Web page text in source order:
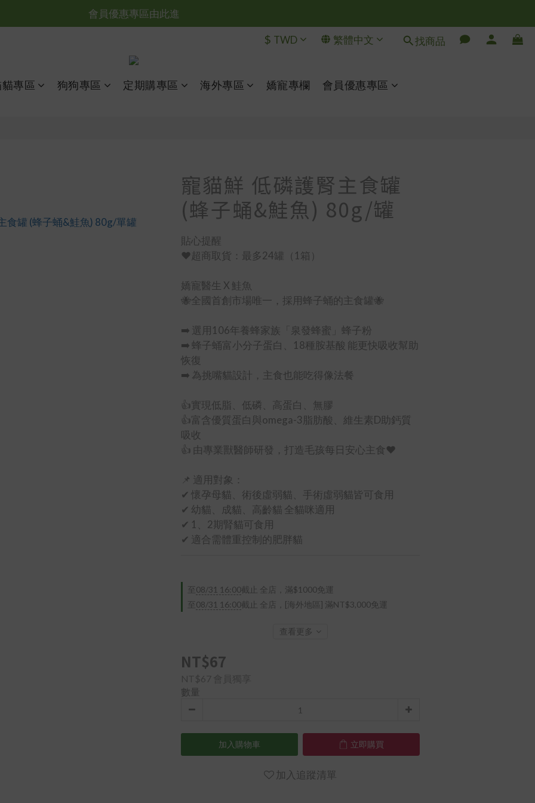
台灣滿NT$全館滿1200免運｜海外滿NT$3000免運
會員優惠專區由此進
$ TWD 繁體中文 找商品
專區 狗狗專區 定期購專區 海外專區 嬌寵專欄 會員優惠專區
寵貓鮮 低磷護腎主食罐
(蜂子蛹&鮭魚) 80g/罐
貼心提醒
❤️超商取貨：最多24罐（1箱）
嬌寵醫生 X 鮭魚
🐝全國首創市場唯一，採用蜂子蛹的主食罐🐝
➡️ 選用106年養蜂家族「泉發蜂蜜」蜂子粉
➡️ 蜂子蛹富小分子蛋白、18種胺基酸 能更快吸收幫助
恢復
➡️ 為挑嘴貓設計，主食也能吃得像法餐
👍實現低脂、低磷、高蛋白、無膠
👍富含優質蛋白與omega-3脂肪酸、維生素D助鈣質
吸收
👍 由專業獸醫師研發，打造毛孩每日安心主食❤️
📌 適用對象：
✔ 懷孕母貓、術後虛弱貓、手術虛弱貓皆可食用
✔ 幼貓、成貓、高齡貓 全貓咪適用
✔ 1、2期腎貓可食用
✔ 適合需體重控制的肥胖貓
至 08/31 16:00截止
全店，滿$1000免運
至 08/31 16:00截止 全店，[海外地區] 滿NT$3,000免運
查看更多
NT$67
數量
加入購物車 立即購買
加入追蹤清單
立即購買